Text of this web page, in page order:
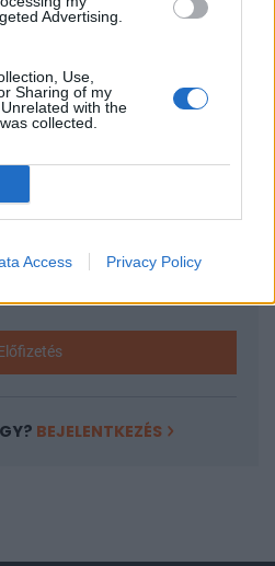
Advertising.
Use,
Sharing of my
with the
collected.
Access Privacy Policy
vissza...
hírarchívumához
előfizetéses
tartalmazza:
2 év napon belüli
BEJELENTKEZÉS